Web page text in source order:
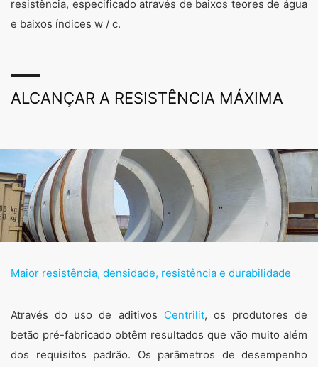
Precast
Alta resistência e fortelecimento, aparência
projetos de componentes complexos – nós
oferecemos soluções para cada requisito.
resistência, especificado através de baixos teores de água
e baixos índices w / c.
ALCANÇAR A RESISTÊNCIA MÁXIMA
Maior resistência, densidade, resistência e durabilidade
Através do uso de aditivos Centrilit, os produtores de
betão pré-fabricado obtêm resultados que vão muito além
dos requisitos padrão. Os parâmetros de desempenho